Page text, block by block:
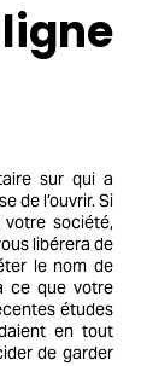
sur qui a
de l’ouvrir. Si
société,
libérera de
le nom de
ce que votre
études
en tout
de garder